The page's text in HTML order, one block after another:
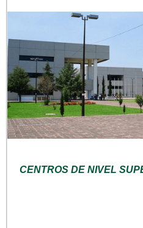
CENTROS DE NIVEL